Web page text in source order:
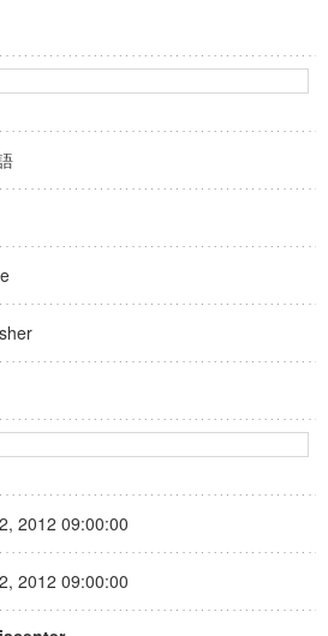
2012 09:00:00
2012 09:00:00